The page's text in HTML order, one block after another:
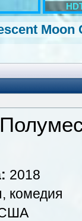
Moon
2018
комедия